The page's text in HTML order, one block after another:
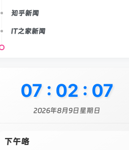
知乎新闻
IT之家新闻
07 : 02 : 09
2026年8月9日星期日
下午咯